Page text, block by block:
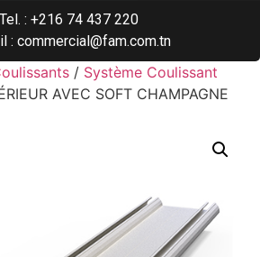
Tel. : +216 74 437 220
: commercial@fam.com.tn
/ Système Coulissant
AVEC SOFT CHAMPAGNE